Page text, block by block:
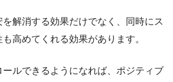
解消する効果だけでなく、同時にス
高めてくれる効果があります。
ールできるようになれば、ポジティブ